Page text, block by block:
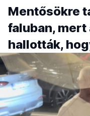
Mentősökre
faluban, mert
hallották,